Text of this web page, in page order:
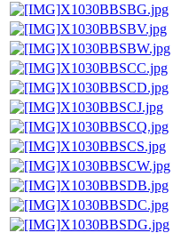
X1030BBSBG.jpg
X1030BBSBV.jpg
X1030BBSBW.jpg
X1030BBSCC.jpg
X1030BBSCD.jpg
X1030BBSCJ.jpg
X1030BBSCQ.jpg
X1030BBSCS.jpg
X1030BBSCW.jpg
X1030BBSDB.jpg
X1030BBSDC.jpg
X1030BBSDG.jpg